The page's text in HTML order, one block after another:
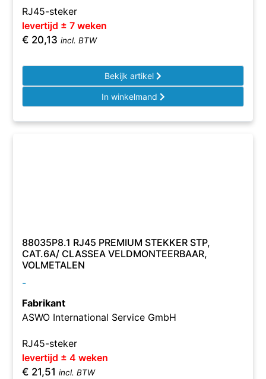
RJ45-steker
levertijd ± 7 weken
€ 20,13 incl. BTW
Bekijk artikel
In winkelmand
88035P8.1 RJ45 PREMIUM STEKKER STP,
CAT.6A/ CLASSEA VELDMONTEERBAAR,
VOLMETALEN
-
Fabrikant
ASWO International Service GmbH
RJ45-steker
levertijd ± 4 weken
€ 21,51 incl. BTW